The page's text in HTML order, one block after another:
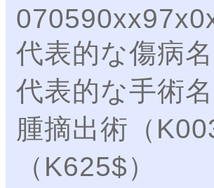
代表的な傷病
代表的な手術
腫摘出術（
（K625$）